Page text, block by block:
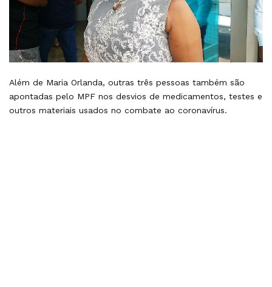
Além de Maria Orlanda, outras três pessoas também são
apontadas pelo MPF nos desvios de medicamentos, testes e
outros materiais usados no combate ao coronavírus.